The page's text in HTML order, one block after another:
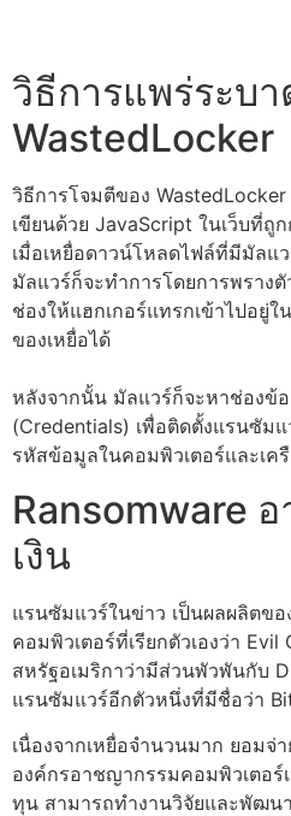
วิธีการแพร่ระบ
WastedLocker
วิธีการโจมตีของ
เขียนด้วย JavaScript ในเว็บที่
เมื่อเหยื่อดาวน์โหลดไฟล์ที่มีมัลแว
มัลแวร์ก็จะทำการโดยการพราง
ช่องให้แฮกเกอร์แทรกเข้าไปอยู่
ของเหยื่อได้
หลังจากนั้น มัลแวร์ก็จะหาช่องข้
(Credentials) เพื่อติดตั้งแรนซัม
รหัสข้อมูลในคอมพิวเตอร์และเค
Ransomware
เงิน
แรนซัมแวร์ในข่าว เป็นผลผลิตข
คอมพิวเตอร์ที่เรียกตัวเองว่า
สหรัฐอเมริกาว่ามีส่วนพัวพันกับ
แรนซัมแวร์อีกตัวหนึ่งที่มีชื่อว่า
เนื่องจากเหยื่อจำนวนมาก ยอมจ่
องค์กรอาชญากรรมคอมพิวเตอร์
ทุน สามารถทำงานวิจัยและพัฒน